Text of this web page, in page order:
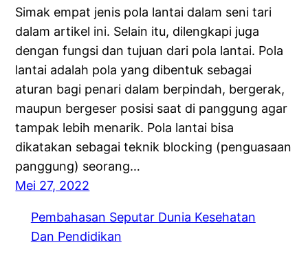
Simak empat jenis pola lantai dalam seni tari
dalam artikel ini. Selain itu, dilengkapi juga
dengan fungsi dan tujuan dari pola lantai. Pola
lantai adalah pola yang dibentuk sebagai
aturan bagi penari dalam berpindah, bergerak,
maupun bergeser posisi saat di panggung agar
tampak lebih menarik. Pola lantai bisa
dikatakan sebagai teknik blocking (penguasaan
panggung) seorang…
Mei 27, 2022
Pembahasan Seputar Dunia Kesehatan
Dan Pendidikan